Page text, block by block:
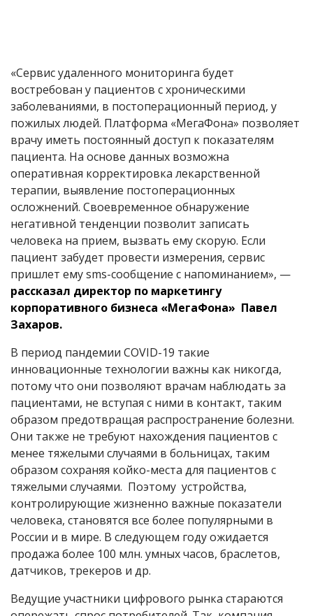
«Сервис удаленного мониторинга будет
востребован у пациентов с хроническими
заболеваниями, в постоперационный период, у
пожилых людей. Платформа «МегаФона» позволяет
врачу иметь постоянный доступ к показателям
пациента. На основе данных возможна
оперативная корректировка лекарственной
терапии, выявление постоперационных
осложнений. Своевременное обнаружение
негативной тенденции позволит записать
человека на прием, вызвать ему скорую. Если
пациент забудет провести измерения, сервис
пришлет ему sms-сообщение с напоминанием», —
рассказал директор по маркетингу
корпоративного бизнеса «МегаФона» Павел
Захаров.
В период пандемии COVID-19 такие
инновационные технологии важны как никогда,
потому что они позволяют врачам наблюдать за
пациентами, не вступая с ними в контакт, таким
образом предотвращая распространение болезни.
Они также не требуют нахождения пациентов с
менее тяжелыми случаями в больницах, таким
образом сохраняя койко-места для пациентов с
тяжелыми случаями. Поэтому устройства,
контролирующие жизненно важные показатели
человека, становятся все более популярными в
России и в мире. В следующем году ожидается
продажа более 100 млн. умных часов, браслетов,
датчиков, трекеров и др.
Ведущие участники цифрового рынка стараются